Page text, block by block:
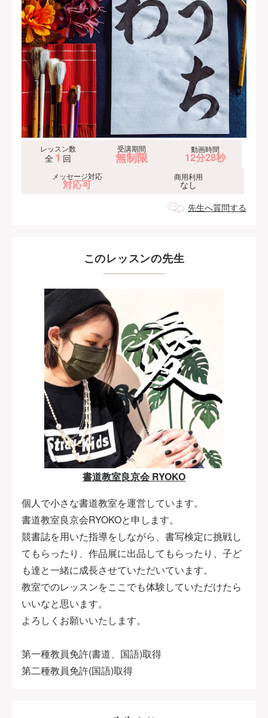
レッスン数
全 1 回
受講期間
無制限
動画時間
12分28秒
メッセージ対応
対応可
商用利用
なし
先生へ質問する
このレッスンの先生
書道教室良京会 RYOKO
個人で小さな書道教室を運営しています。
書道教室良京会RYOKOと申します。
競書誌を用いた指導をしながら、書写検定に挑戦し
てもらったり、作品展に出品してもらったり、子ど
も達と一緒に成長させていただいています。
教室でのレッスンをここでも体験していただけたら
いいなと思います。
よろしくお願いいたします。
第一種教員免許(書道、国語)取得
第二種教員免許(国語)取得